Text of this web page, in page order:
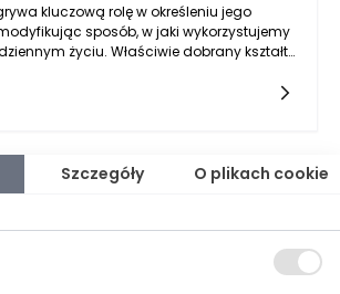
kluczową rolę w określeniu jego
sposób, w jaki wykorzystujemy
życiu. Właściwie dobrany kształt
sposobem, w jaki można je
odpowiedniego kształtu jest więc nie
ale także funkcjonalności.
Szczegóły O plikach cookie